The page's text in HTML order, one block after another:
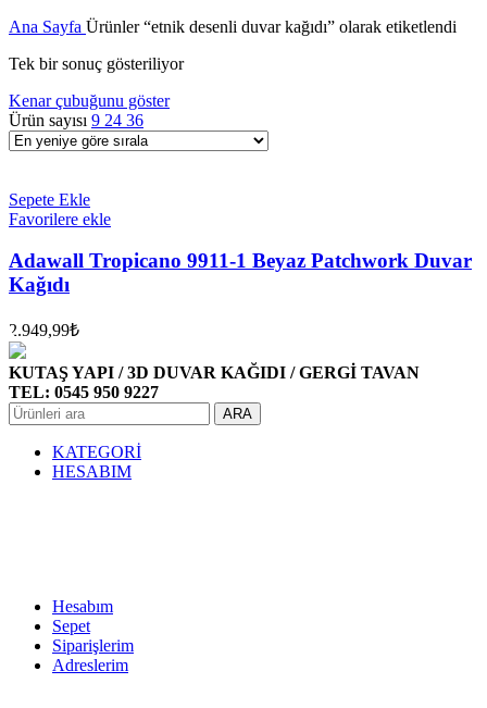
Ana Sayfa Ürünler “etnik desenli duvar kağıdı” olarak etiketlendi
Tek bir sonuç gösteriliyor
Kenar çubuğunu göster
Ürün sayısı 9 24 36
Sepete Ekle
Favorilere ekle
Adawall Tropicano 9911-1 Beyaz Patchwork Duvar
Kağıdı
2.949,99₺
KUTAŞ YAPI / 3D DUVAR KAĞIDI / GERGİ TAVAN
TEL: 0545 950 9227
ARA
KATEGORİ
HESABIM
Hesabım
Sepet
Siparişlerim
Adreslerim